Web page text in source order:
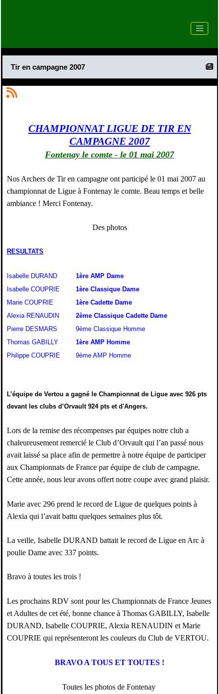
Tir en campagne 2007
CHAMPIONNAT LIGUE DE TIR EN
CAMPAGNE 2007
Fontenay le comte - le 01 mai 2007
Nos Archers de Tir en campagne ont participé le 01 mai 2007 au
championnat de Ligue à Fontenay le comte. Beau temps et belle
ambiance ! Merci Fontenay.
Des photos
RESULTATS
Isabelle DURAND
1ère AMP Dame
Isabelle COUPRIE
1ère Classique Dame
Marie COUPRIE
1ère Cadette Dame
Alexia RENAUDIN
2ème Classique Cadette Dame
Pierre DESMARS
9ème Classique Homme
Thomas GABILLY
1ère AMP Homme
Philippe COUPRIE
9ème AMP Homme
L’équipe de Vertou a gagné le Championnat de Ligue avec 926 pts
devant les clubs d’Orvault 924 ptset d'Angers.
Lors de la remise des récompenses par équipes notre club a
chaleureusement remercié le Club d’Orvault qui l’an passé nous
avait laissé sa place afin de permettre à notre équipe de participer
aux Championnats de France par équipe de club de campagne.
Cette année, nous leur avons offert notre coupe avec grand plaisir.
Marie avec 296 prend le record de Ligue de quelques points à
Alexia qui l’avait battu quelques semaines plus tôt.
La veille, Isabelle DURAND battait le record de Ligue en Arc à
poulie Dame avec 337 points.
Bravo à toutes les trois !
Les prochains RDV sont pour les Championnats de France Jeunes
et Adultes de cet été, bonne chance à Thomas GABILLY, Isabelle
DURAND, Isabelle COUPRIE, Alexia RENAUDIN et Marie
COUPRIE qui représenteront les couleurs du Club de VERTOU.
BRAVO A TOUS ET TOUTES !
Toutes les photos de Fontenay